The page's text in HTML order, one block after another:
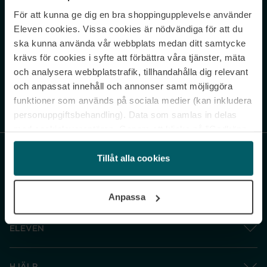
För att kunna ge dig en bra shoppingupplevelse använder
Eleven cookies. Vissa cookies är nödvändiga för att du
ska kunna använda vår webbplats medan ditt samtycke
krävs för cookies i syfte att förbättra våra tjänster, mäta
och analysera webbplatstrafik, tillhandahålla dig relevant
och anpassat innehåll och annonser samt möjliggöra
funktioner som används på sociala medier (kan inkludera
personuppgiftsbehandling). Data som samlas in delas
och gå vidare” accepterar du samtliga cookies medan du
under ”Inställningar” kan anpassa användningen av
cookies. Du kan återkalla ditt samtycke när som helst.
Tillåt alla cookies
Anpassa
Never miss a beat.
Sign up to our newsletter.
Genom att prenumerera accepterar du vår Integritetspolicy. Avprenumerera
ELEVEN